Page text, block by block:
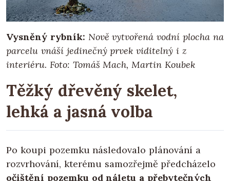
Vysněný rybník: Nově vytvořená vodní plocha na
parcelu vnáší jedinečný prvek viditelný i z
interiéru. Foto: Tomáš Mach, Martin Koubek
Těžký dřevěný skelet,
lehká a jasná volba
Po koupi pozemku následovalo plánování a
rozvrhování, kterému samozřejmě předcházelo
očištění pozemku od náletu a přebytečných